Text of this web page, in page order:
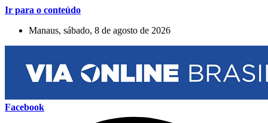
Ir para o conteúdo
Manaus, sábado, 8 de agosto de 2026
Facebook